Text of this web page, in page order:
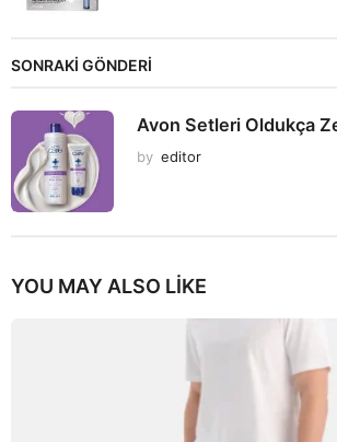
SONRAKİ GÖNDERİ
Avon Setleri Oldukça
by editor
YOU MAY ALSO LIKE